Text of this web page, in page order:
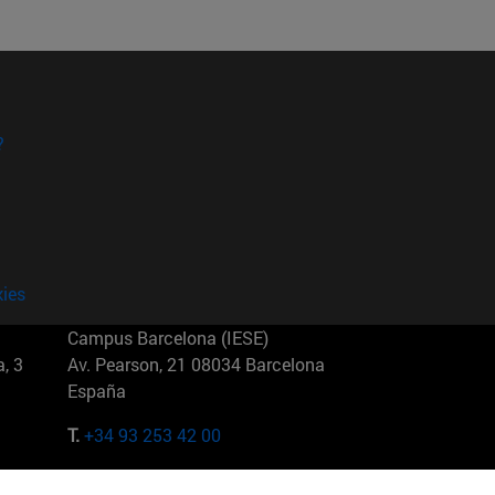
3
Campus Barcelona (IESE)
Av. Pearson, 21 08034 Barcelona
España
T.+34 93 253 42 00